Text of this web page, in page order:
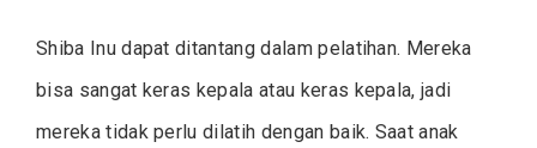
Shiba Inu dapat ditantang dalam pelatihan. Mereka
bisa sangat keras kepala atau keras kepala, jadi
mereka tidak perlu dilatih dengan baik. Saat anak